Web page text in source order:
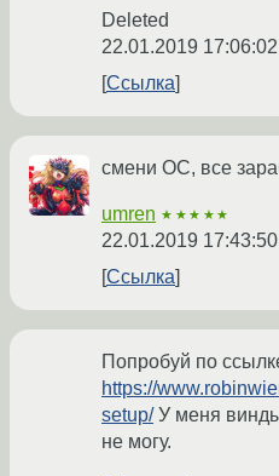
Deleted
22.01.2019
Ссылка
смени ОС, все
umren ★★★★★
22.01.2019
Ссылка
Попробуй по
https://
setup/У меня
не могу.